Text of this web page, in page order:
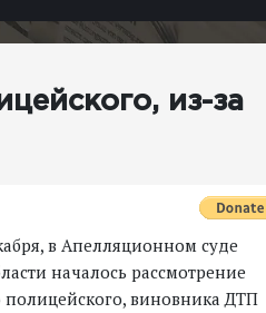
из-за
в Апелляционном суде
началось рассмотрение
виновника ДТП